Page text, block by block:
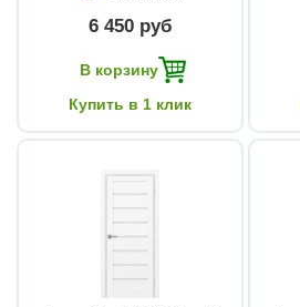
6 450 руб
В корзину
Купить в 1 клик